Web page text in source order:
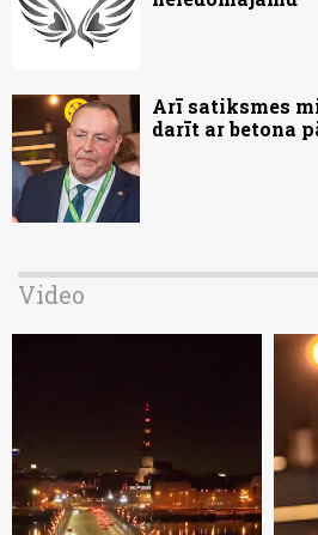
Arī satiksmes
darīt ar betona
Video